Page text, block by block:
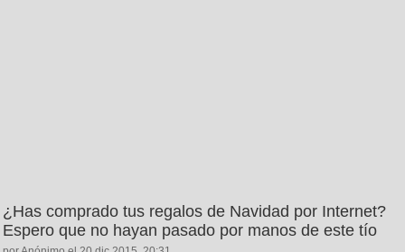
¿Has comprado tus regalos de Navidad por Internet?
Espero que no hayan pasado por manos de este tío